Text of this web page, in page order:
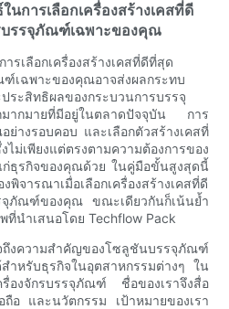
นการเลือกเครื่องสร้างเคสที่ดี
รรจุภัณฑ์เฉพาะของคุณ
รเลือกเครื่องสร้างเคสที่ดีที่สุด
เฉพาะของคุณอาจส่งผลกระทบ
ระสิทธิผลของกระบวนการบรรจุ
กมายที่มีอยู่ในตลาดปัจจุบัน การ
ย่างรอบคอบ และเลือกตัวสร้างเคสที่
ม่เพียงแต่ตรงตามความต้องการของ
ธุรกิจของคุณด้วย ในคู่มือขั้นสูงสุดนี้
พิจารณาเมื่อเลือกเครื่องสร้างเคสที่ดี
จุภัณฑ์ของคุณ ขณะเดียวกันก็เน้นย้ำ
นำเสนอโดย Techflow Pack
ถึงความสำคัญของโซลูชันบรรจุภัณฑ์
ำหรับธุรกิจในอุตสาหกรรมต่างๆ ใน
รื่องจักรบรรจุภัณฑ์ ชื่อของเราจึงสื่อ
ถือ และนวัตกรรม เป้าหมายของเรา